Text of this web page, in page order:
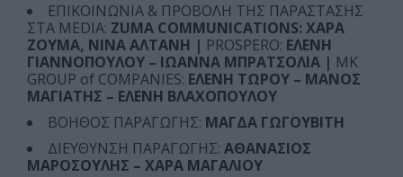
ΕΠΙΚΟΙΝΩΝΙΑ & ΠΡΟΒΟΛΗ ΤΗΣ ΠΑΡΑΣΤΑΣΗΣ
ΣΤΑ MEDIA: ZUMA COMMUNICATIONS: ΧΑΡΑ
ΖΟΥΜΑ, ΝΙΝΑ ΑΛΤΑΝΗ | PROSPERO: ΕΛΕΝΗ
ΓΙΑΝΝΟΠΟΥΛΟΥ – ΙΩΑΝΝΑ ΜΠΡΑΤΣΟΛΙΑ | MK
GROUP of COMPANIES: ΕΛΕΝΗ ΤΩΡΟΥ – ΜΑΝΟΣ
ΜΑΓΙΑΤΗΣ – ΕΛΕΝΗ ΒΛΑΧΟΠΟΥΛΟΥ
ΒΟΗΘΟΣ ΠΑΡΑΓΩΓΗΣ: ΜΑΓΔΑ ΓΩΓΟΥΒΙΤΗ
ΔΙΕΥΘΥΝΣΗ ΠΑΡΑΓΩΓΗΣ: ΑΘΑΝΑΣΙΟΣ
ΜΑΡΟΣΟΥΛΗΣ – ΧΑΡΑ ΜΑΓΑΛΙΟΥ